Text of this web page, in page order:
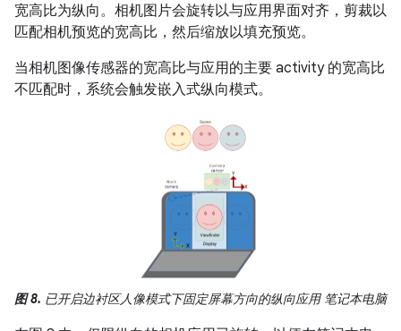
宽高比为纵向。相机图片会旋转以与应用界面对齐，剪裁以
匹配相机预览的宽高比，然后缩放以填充预览。
当相机图像传感器的宽高比与应用的主要 activity 的宽高比
不匹配时，系统会触发嵌入式纵向模式。
图 8. 已开启边衬区人像模式下固定屏幕方向的纵向应用 笔记本电脑